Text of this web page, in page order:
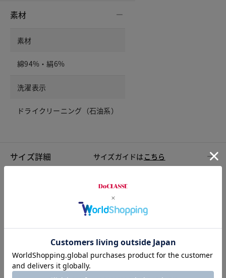
素材
素材
綿94%・絹6%
洗濯表示
ドライクリーニング（石油系）
サイズ詳細 サイズガイドは こちら
着丈
73 125
チャット相談をする 店頭在庫を見る